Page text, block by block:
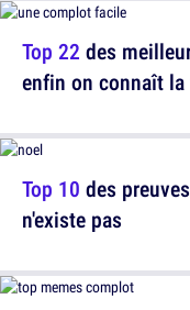
Top 10 des
n'existe pas
Top 22 des
enfin on connaît